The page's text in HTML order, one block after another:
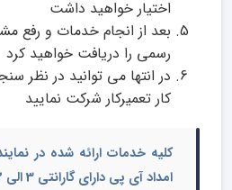
اختیار خواهید داشت
بعد از انجام خدمات و رفع
رسمی را دریافت خواهید کرد
در انتها می توانید در نظر
کار تعمیرکار شرکت نمایید
کلیه خدمات ارائه شده در
امداد آی پی دارای گارانتی 3 الی 12 ماهه می باشد.